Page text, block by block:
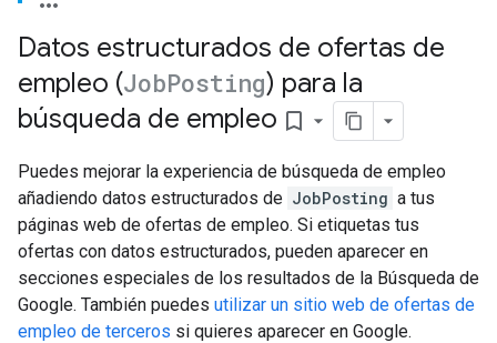
Datos estructurados de ofertas de
empleo (JobPosting) para la
búsqueda de empleo bookmark_border
Puedes mejorar la experiencia de búsqueda de empleo
añadiendo datos estructurados de JobPosting a tus
páginas web de ofertas de empleo. Si etiquetas tus
ofertas con datos estructurados, pueden aparecer en
secciones especiales de los resultados de la Búsqueda de
Google. También puedes utilizar un sitio web de ofertas de
empleo de terceros si quieres aparecer en Google.